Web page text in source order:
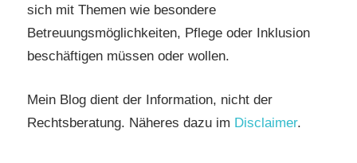
sich mit Themen wie besondere
Betreuungsmöglichkeiten, Pflege oder Inklusion
beschäftigen müssen oder wollen.
Mein Blog dient der Information, nicht der
Rechtsberatung. Näheres dazu im Disclaimer.